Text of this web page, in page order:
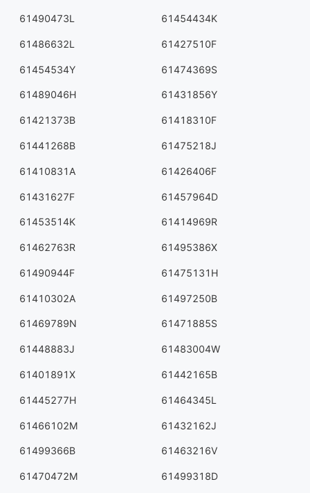
61490473L 61454434K
61486632L 61427510F
61454534Y 61474369S
61489046H 61431856Y
61421373B 61418310F
61441268B 61475218J
61410831A 61426406F
61431627F 61457964D
61453514K 61414969R
61462763R 61495386X
61490944F 61475131H
61410302A 61497250B
61469789N 61471885S
61448883J 61483004W
61401891X 61442165B
61445277H 61464345L
61466102M 61432162J
61499366B 61463216V
61470472M 61499318D